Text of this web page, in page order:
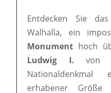
Entdecken Sie
Walhalla, ein
Monument hoch
Ludwig I. von
erhabener